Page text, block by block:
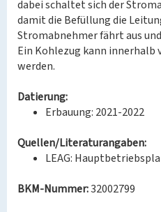
dabei schaltet sich der
damit die Befüllung die
Stromabnehmer fährt aus
Ein Kohlezug kann innerhalb
werden.
Datierung:
Erbauung: 2021-2022
Quellen/Literaturangaben:
LEAG:
BKM-Nummer:32002799